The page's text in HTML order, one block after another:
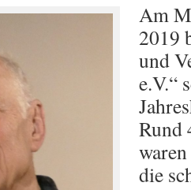
Am
2019
und
e.V.“
Rund
die